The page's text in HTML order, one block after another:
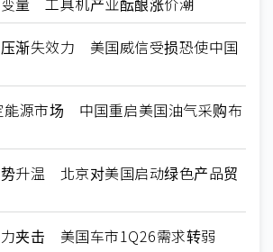
渐失效力 美国威信受损恐使中国
能源市场 中国重启美国油气采购布
升温 北京对美国启动绿色产品贸
夹击 美国车市1Q26需求转弱